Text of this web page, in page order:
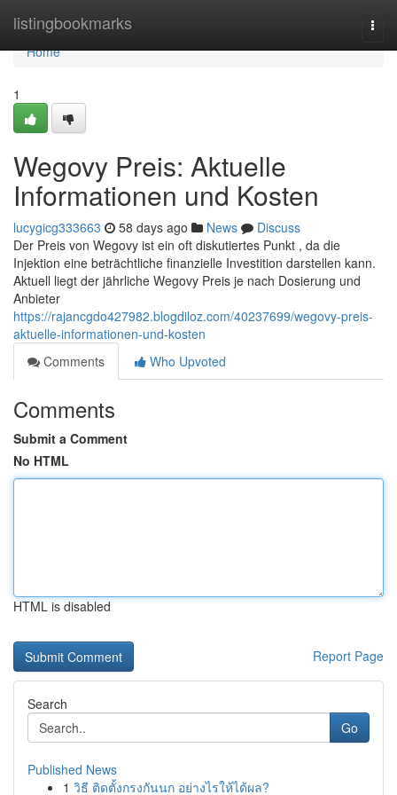
listingbookmarks
Home
Home
1
Wegovy Preis: Aktuelle
Informationen und Kosten
lucygicg333663 58 days ago News
Discuss
Der Preis von Wegovy ist ein oft diskutiertes Punkt , da die
Injektion eine beträchtliche finanzielle Investition darstellen kann.
Aktuell liegt der jährliche Wegovy Preis je nach Dosierung und
Anbieter
https://rajancgdo427982.blogdiloz.com/40237699/wegovy-preis-
aktuelle-informationen-und-kosten
Comments
Who Upvoted
Comments
Submit a Comment
No HTML
HTML is disabled
Report Page
Search
Go
Published News
1 วิธี ติดตั้งกรงกันนก อย่างไรให้ได้ผล?